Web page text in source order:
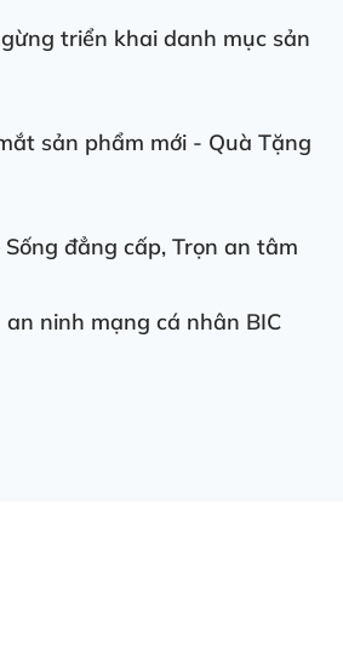
triển khai danh mục sản
sản phẩm mới - Quà Tặng
Sống đẳng cấp, Trọn an tâm
ninh mạng cá nhân BIC